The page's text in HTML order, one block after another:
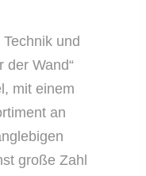
und
der Wand“
mit einem
an
große Zahl